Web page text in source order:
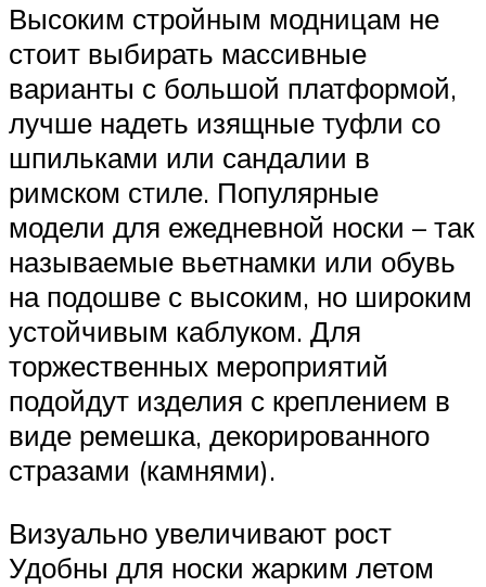
Высоким стройным модницам не
стоит выбирать массивные
варианты с большой платформой,
лучше надеть изящные туфли со
шпильками или сандалии в
римском стиле. Популярные
модели для ежедневной носки – так
называемые вьетнамки или обувь
на подошве с высоким, но широким
устойчивым каблуком. Для
торжественных мероприятий
подойдут изделия с креплением в
виде ремешка, декорированного
стразами (камнями).
Визуально увеличивают рост
Удобны для носки жарким летом